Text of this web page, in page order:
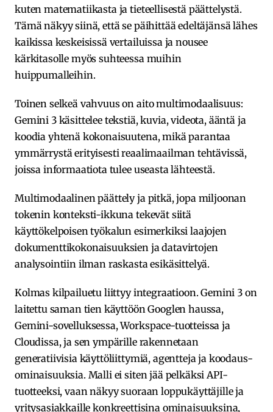
kuten matematiikasta ja tieteellisestä päättelystä.
Tämä näkyy siinä, että se päihittää edeltäjänsä lähes
kaikissa keskeisissä vertailuissa ja nousee
kärkitasolle myös suhteessa muihin
huippumalleihin.
Toinen selkeä vahvuus on aito multimodaalisuus:
Gemini 3 käsittelee tekstiä, kuvia, videota, ääntä ja
koodia yhtenä kokonaisuutena, mikä parantaa
ymmärrystä erityisesti reaalimaailman tehtävissä,
joissa informaatiota tulee useasta lähteestä.
Multimodaalinen päättely ja pitkä, jopa miljoonan
tokenin konteksti-ikkuna tekevät siitä
käyttökelpoisen työkalun esimerkiksi laajojen
dokumenttikokonaisuuksien ja datavirtojen
analysointiin ilman raskasta esikäsittelyä.
Kolmas kilpailuetu liittyy integraatioon. Gemini 3 on
laitettu saman tien käyttöön Googlen haussa,
Gemini-sovelluksessa, Workspace-tuotteissa ja
Cloudissa, ja sen ympärille rakennetaan
generatiivisia käyttöliittymiä, agentteja ja koodaus-
ominaisuuksia. Malli ei siten jää pelkäksi API-
tuotteeksi, vaan näkyy suoraan loppukäyttäjille ja
yritysasiakkaille konkreettisina ominaisuuksina,